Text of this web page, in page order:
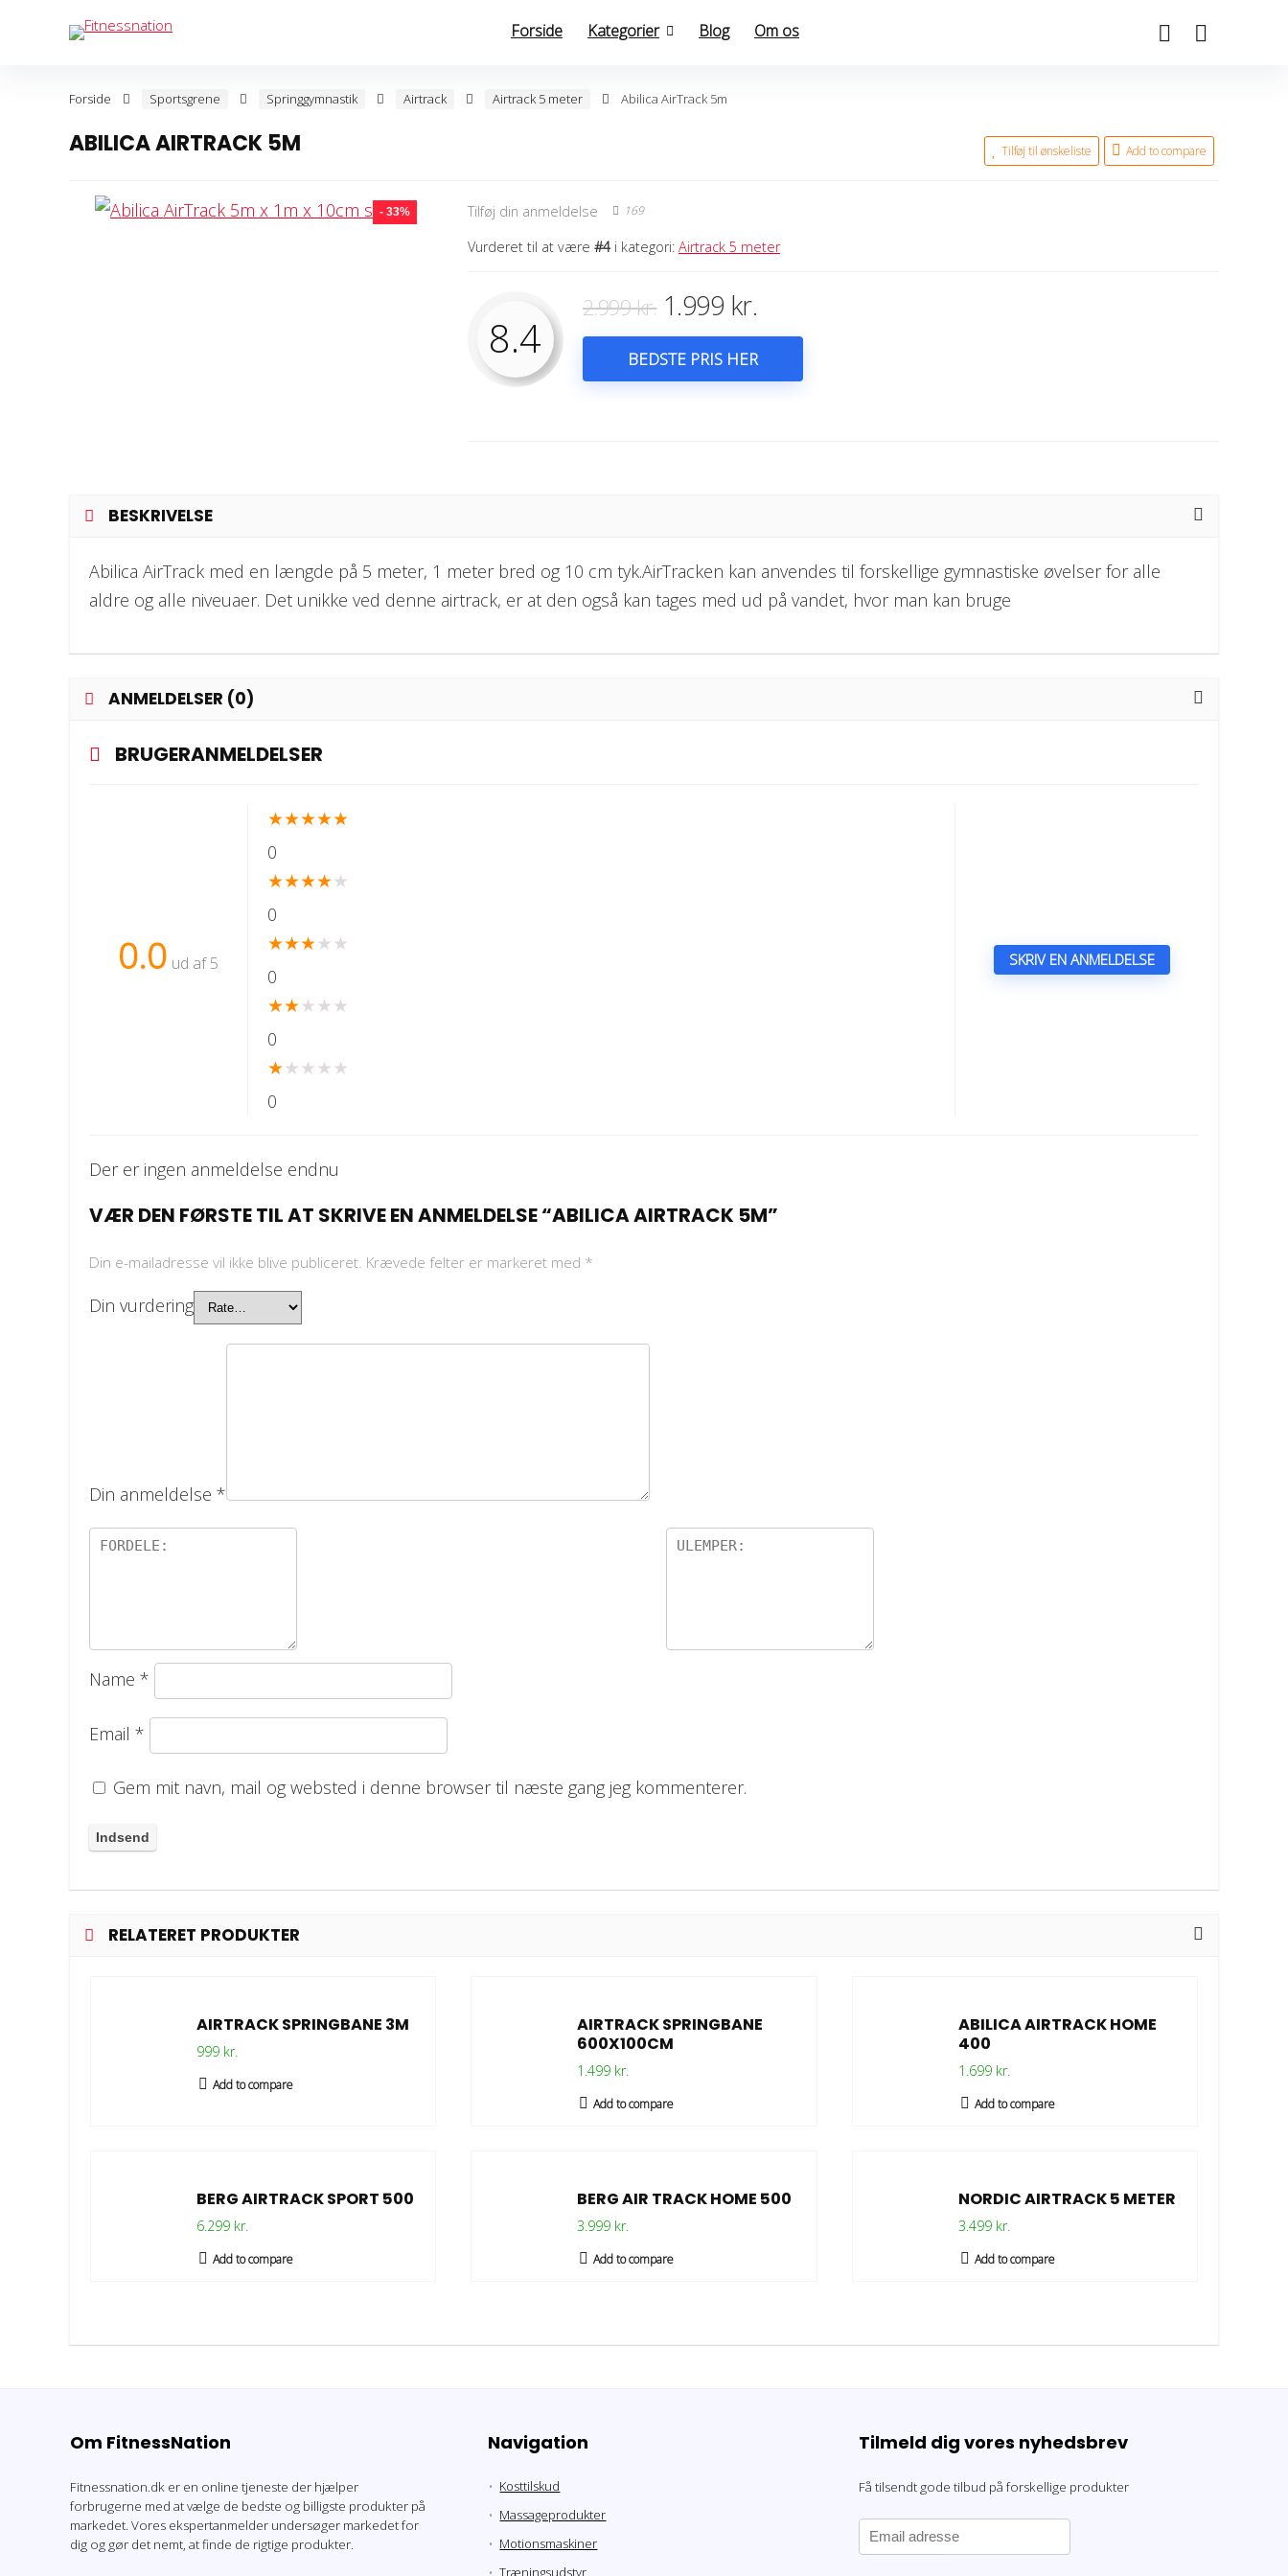
Forside Kategorier Blog Om os
Forside Sportsgrene Springgymnastik Airtrack Airtrack 5 meter Abilica AirTrack 5m
ABILICA AIRTRACK 5M Tilføj til ønskeliste Add to compare
- 33% Tilføj din anmeldelse 169
Vurderet til at være #4i kategori: Airtrack 5 meter
8.4
2.999kr. Den
oprindelige
pris
var:
1.999 kr.
aktuelle
pris
er:
BEDSTE PRIS HER
BESKRIVELSE
Abilica AirTrack med en længde på 5 meter, 1 meter bred og 10 cm tyk.AirTracken kan anvendes til forskellige gymnastiske øvelser for alle
aldre og alle niveuaer. Det unikke ved denne airtrack, er at den også kan tages med ud på vandet, hvor man kan bruge
ANMELDELSER (0)
BRUGERANMELDELSER
0.0 ud af 5
★★★★★
0
★★★★★
0
★★★★ ★
0
★★★ ★ ★
0
★★ ★ ★ ★
0
SKRIV EN ANMELDELSE
Der er ingen anmeldelse endnu
VÆR DEN FØRSTE TIL AT SKRIVE EN ANMELDELSE “ABILICA AIRTRACK 5M”
Din e-mailadresse vil ikke blive publiceret. Krævede felter er markeret med *
Din vurdering
Din anmeldelse *
Name *
Email *
Gem mit navn, mail og websted i denne browser til næste gang jeg kommenterer.
RELATERET PRODUKTER
AIRTRACK SPRINGBANE 3M
999 kr.
Add to compare
AIRTRACK SPRINGBANE
600X100CM
1.499 kr.
Add to compare
ABILICA AIRTRACK HOME
400
1.699 kr.
Add to compare
BERG AIRTRACK SPORT 500
6.299 kr.
Add to compare
BERG AIR TRACK HOME 500
3.999 kr.
Add to compare
NORDIC AIRTRACK 5 METER
3.499 kr.
Add to compare
Om FitnessNation
Fitnessnation.dk er en online tjeneste der hjælper
forbrugerne med at vælge de bedste og billigste produkter på
markedet. Vores ekspertanmelder undersøger markedet for
dig og gør det nemt, at finde de rigtige produkter.
Navigation
Kosttilskud
Massageprodukter
Motionsmaskiner
Træningsudstyr
Tilmeld dig vores nyhedsbrev
Få tilsendt gode tilbud på forskellige produkter